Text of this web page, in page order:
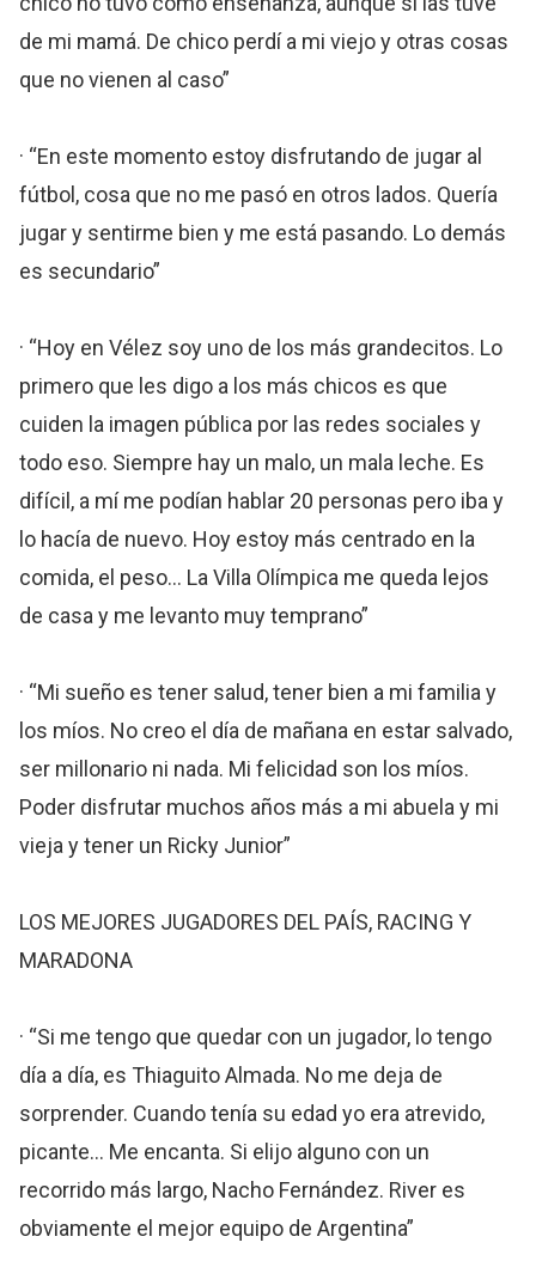
de mi mamá. De chico perdí a mi viejo y otras cosas
que no vienen al caso”
· “En este momento estoy disfrutando de jugar al
fútbol, cosa que no me pasó en otros lados. Quería
jugar y sentirme bien y me está pasando. Lo demás
es secundario”
· “Hoy en Vélez soy uno de los más grandecitos. Lo
primero que les digo a los más chicos es que
cuiden la imagen pública por las redes sociales y
todo eso. Siempre hay un malo, un mala leche. Es
difícil, a mí me podían hablar 20 personas pero iba y
lo hacía de nuevo. Hoy estoy más centrado en la
comida, el peso... La Villa Olímpica me queda lejos
de casa y me levanto muy temprano”
· “Mi sueño es tener salud, tener bien a mi familia y
los míos. No creo el día de mañana en estar salvado,
ser millonario ni nada. Mi felicidad son los míos.
Poder disfrutar muchos años más a mi abuela y mi
vieja y tener un Ricky Junior”
LOS MEJORES JUGADORES DEL PAÍS, RACING Y
MARADONA
· “Si me tengo que quedar con un jugador, lo tengo
día a día, es Thiaguito Almada. No me deja de
sorprender. Cuando tenía su edad yo era atrevido,
picante... Me encanta. Si elijo alguno con un
recorrido más largo, Nacho Fernández. River es
obviamente el mejor equipo de Argentina”